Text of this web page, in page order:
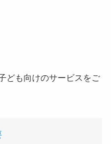
ども向けのサービスをご